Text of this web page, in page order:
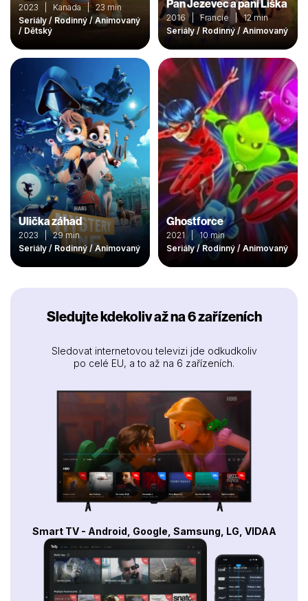
2023 | Kanada | 23 min
Seriály / Rodinný / Animovaný
/ Dětský
Pan Jezevec a paní Liška
2016 | Francie | 12 min
Seriály / Rodinný / Animovaný
Ulička záhad
2023 | 29 min
Seriály / Rodinný / Animovaný
Ghostforce
2021 | 10 min
Seriály / Rodinný / Animovaný
Sledujte kdekoliv až na 6 zařízeních
Sledovat internetovou televizi jde odkudkoliv
po celé EU, a to až na 6 zařízeních.
Smart TV - Android, Google, Samsung, LG, VIDAA